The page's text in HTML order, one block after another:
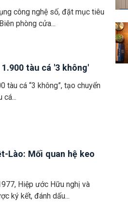
công nghệ số, đặt mục tiêu
phòng cửa...
tàu cá '3 không'
tàu cá “3 không”, tạo chuyển
cá...
Lào: Mối quan hệ keo
Hiệp ước Hữu nghị và
ký kết, đánh dấu...